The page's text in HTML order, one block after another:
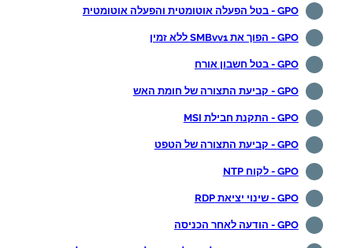
GPO - בטל הפעלה אוטומטית והפעלה אוטומטית
GPO - הפוך את SMBvv1 ללא זמין
GPO - בטל חשבון אורח
GPO - קביעת התצורה של חומת האש
GPO - התקנת חבילת MSI
GPO - קביעת התצורה של הטפט
GPO - לקוח NTP
GPO - שינוי יציאת RDP
GPO - הודעה לאחר הכניסה